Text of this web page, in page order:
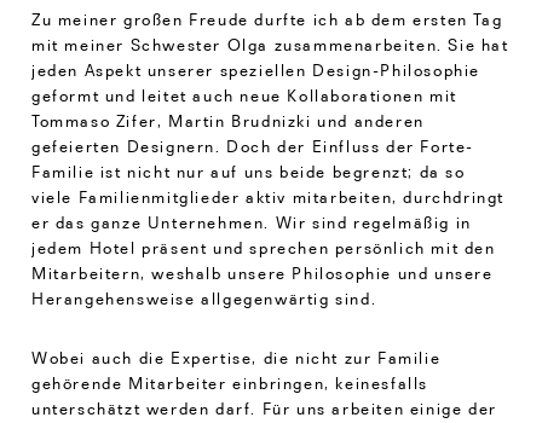
Zu meiner großen Freude durfte ich ab dem ersten Tag
mit meiner Schwester Olga zusammenarbeiten. Sie hat
jeden Aspekt unserer speziellen Design-Philosophie
geformt und leitet auch neue Kollaborationen mit
Tommaso Zifer, Martin Brudnizki und anderen
gefeierten Designern. Doch der Einfluss der Forte-
Familie ist nicht nur auf uns beide begrenzt; da so
viele Familienmitglieder aktiv mitarbeiten, durchdringt
er das ganze Unternehmen. Wir sind regelmäßig in
jedem Hotel präsent und sprechen persönlich mit den
Mitarbeitern, weshalb unsere Philosophie und unsere
Herangehensweise allgegenwärtig sind.
Wobei auch die Expertise, die nicht zur Familie
gehörende Mitarbeiter einbringen, keinesfalls
unterschätzt werden darf. Für uns arbeiten einige der